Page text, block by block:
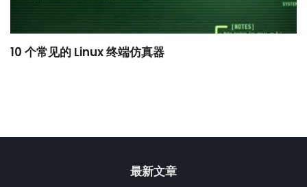
10 个常见的 Linux 终端仿真器
最新文章